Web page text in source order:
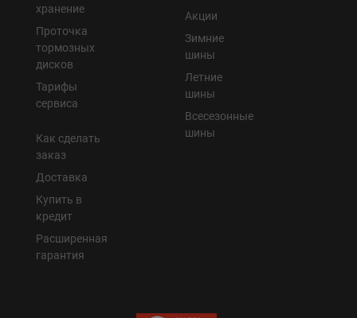
хранение
Проточка
тормозных
дисков
Тарифы
сервиса
Как сделать
заказ
Доставка
Купить в
кредит
Расширенная
гарантия
Акции
Зимние
шины
Летние
шины
Всесезонные
шины